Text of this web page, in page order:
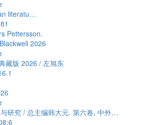
literatu…
Pettersson.
2026
藏版 2026 / 左旭东
研究 / 总主编韩大元. 第六卷, 中外…